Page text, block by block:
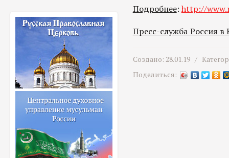
Подробнее: http://
Пресс-служба Россия в
Создано: 28.01.19 /
Поделиться: